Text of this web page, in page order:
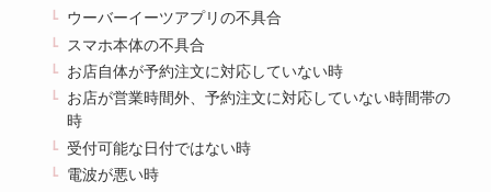
ウーバーイーツアプリの不具合
スマホ本体の不具合
お店自体が予約注文に対応していない時
お店が営業時間外、予約注文に対応していない時間帯の
時
受付可能な日付ではない時
電波が悪い時